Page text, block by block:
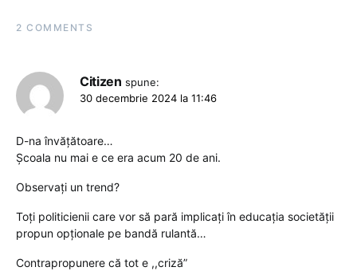
2 COMMENTS
Citizen spune:
30 decembrie 2024 la 11:46
D-na învățătoare…
Școala nu mai e ce era acum 20 de ani.
Observați un trend?
Toți politicienii care vor să pară implicați în educația societății
propun opționale pe bandă rulantă…
Contrapropunere că tot e ,,criză”